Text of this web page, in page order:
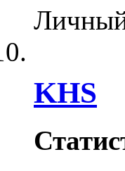
KHS